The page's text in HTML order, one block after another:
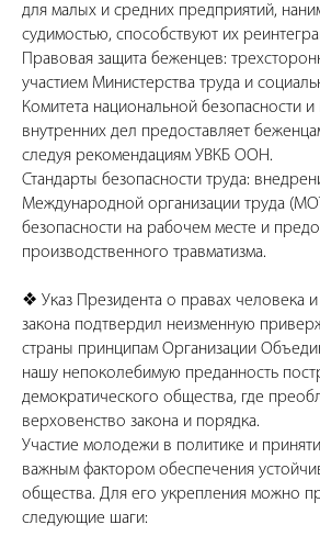
для малых и средних предприятий,
судимостью, способствуют их
Правовая защита беженцев:
участием Министерства труда и
Комитета национальной безопасности
внутренних дел предоставляет
следуя рекомендациям УВКБ ООН.
Стандарты безопасности труда:
Международной организации труда
безопасности на рабочем месте и
производственного травматизма.
❖ Указ Президента о правах человека
закона подтвердил неизменную
страны принципам Организации
нашу непоколебимую преданность
демократического общества, где
верховенство закона и порядка.
Участие молодежи в политике и
важным фактором обеспечения
общества. Для его укрепления можно
следующие шаги: